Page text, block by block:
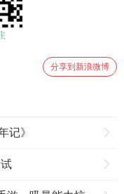
分享到新浪微博
记》